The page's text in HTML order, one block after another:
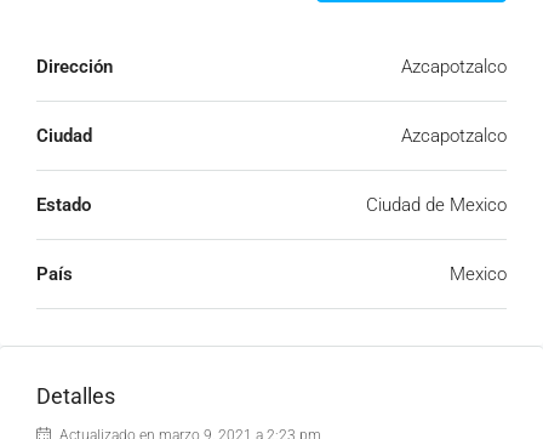
Dirección Azcapotzalco
Ciudad Azcapotzalco
Estado Ciudad de Mexico
País Mexico
Detalles
Actualizado en marzo 9, 2021 a 2:23 pm